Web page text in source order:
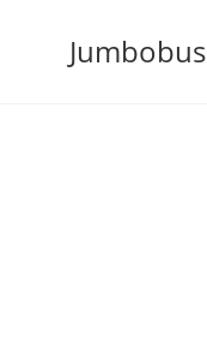
sisältöön
Jumbobus